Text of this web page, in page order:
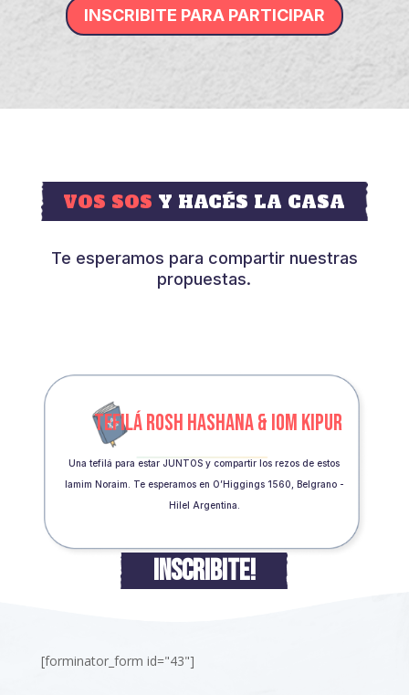
INSCRIBITE PARA PARTICIPAR
VOS SOS Y HACÉS LA CASA
Te esperamos para compartir nuestras
propuestas.
TEFILÁ ROSH HASHANA & IOM KIPUR
Una tefilá para estar JUNTOS y compartir los rezos de estos
Iamim Noraim. Te esperamos en O’Higgings 1560, Belgrano -
Hilel Argentina.
INSCRIBITE!
[forminator_form id="43"]